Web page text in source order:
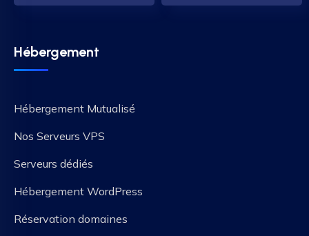
Hébergement
Hébergement Mutualisé
Nos Serveurs VPS
Serveurs dédiés
Hébergement WordPress
Réservation domaines